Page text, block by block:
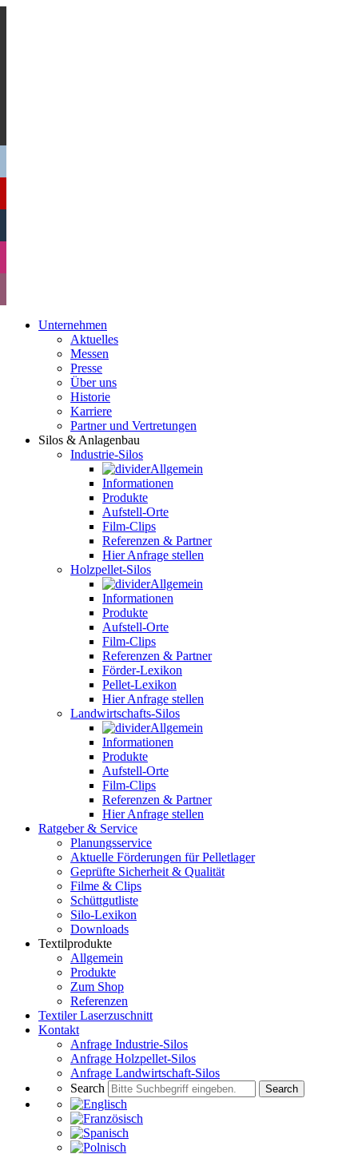
Unternehmen
Aktuelles
Messen
Presse
Über uns
Historie
Karriere
Partner und Vertretungen
Silos & Anlagenbau
Industrie-Silos
Allgemein
Informationen
Produkte
Aufstell-Orte
Film-Clips
Referenzen & Partner
Hier Anfrage stellen
Holzpellet-Silos
Allgemein
Informationen
Produkte
Aufstell-Orte
Film-Clips
Referenzen & Partner
Förder-Lexikon
Pellet-Lexikon
Hier Anfrage stellen
Landwirtschafts-Silos
Allgemein
Informationen
Produkte
Aufstell-Orte
Film-Clips
Referenzen & Partner
Hier Anfrage stellen
Ratgeber & Service
Planungsservice
Aktuelle Förderungen für Pelletlager
Geprüfte Sicherheit & Qualität
Filme & Clips
Schüttgutliste
Silo-Lexikon
Downloads
Textilprodukte
Allgemein
Produkte
Zum Shop
Referenzen
Textiler Laserzuschnitt
Kontakt
Anfrage Industrie-Silos
Anfrage Holzpellet-Silos
Anfrage Landwirtschaft-Silos
Search
Search